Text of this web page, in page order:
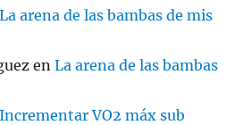
La arena de las bambas de mis
enLa arena de las bambas
Incrementar VO2 máx sub